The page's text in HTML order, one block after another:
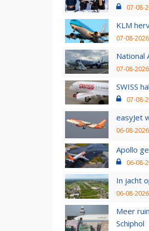
07-08-
KLM
07-08-
National
07-08-
SWISS
07-08-
easyJet
06-08-
Apollo
06-08-
In jacht
06-08-
Meer
Schiphol